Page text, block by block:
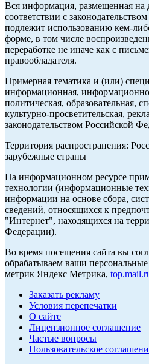
Вся информация, размещенная на
соответствии с
подлежит использованию кем-
форме, в том числе
переработке не иначе как с
правообладателя.
Примерная тематика и (или)
информационная,
политическая, образовательная,
культурно-просветительская,
законодательством Российской
Территория распространения:
зарубежные страны
На информационном ресурсе
технологии (информационные
информации на основе сбора,
сведений, относящихся к
"Интернет", находящихся на
Федерации).
Во время посещения сайта вы
обрабатываем ваши
метрик Яндекс Метрика,
Заказать рекламу
Условия перепечатки
О сайте
Лицензионное соглашение
Частые вопросы
Пользовательское